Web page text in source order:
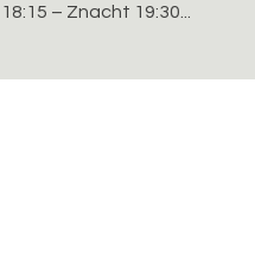
18:15 – Znacht 19:30...